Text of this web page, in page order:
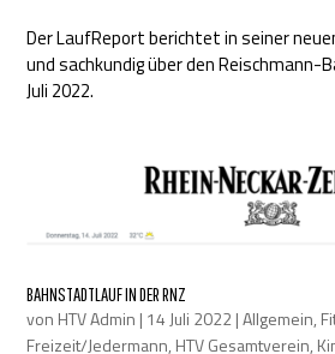
Der LaufReport berichtet in seiner
und sachkundig über den
Juli 2022.
BAHNSTADTLAUF IN DER RNZ
von HTV Admin | 14 Juli 2022|Allgemein,
Freizeit/Jedermann, HTV Gesamtverein,